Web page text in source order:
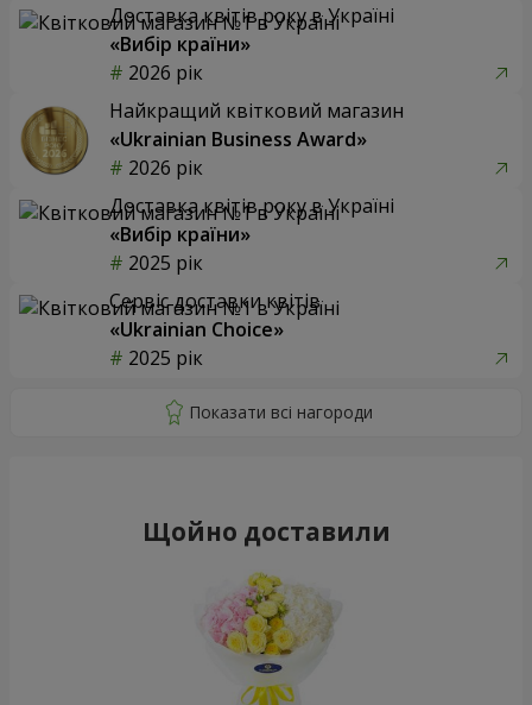
Доставка квітів року в Україні
«Вибір країни»
2026 рік
Найкращий квітковий магазин
«Ukrainian Business Award»
2026 рік
Доставка квітів року в Україні
«Вибір країни»
2025 рік
Сервіс доставки квітів
«Ukrainian Choice»
2025 рік
Щойно доставили